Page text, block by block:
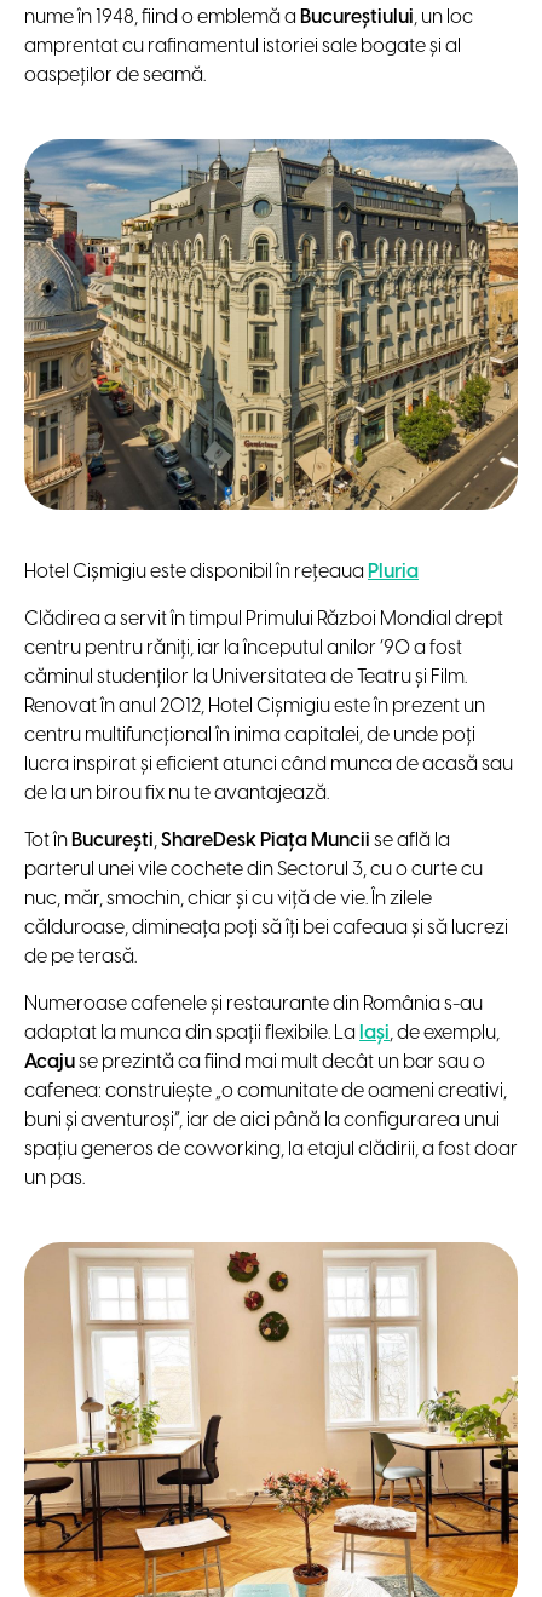
nume în 1948, fiind o emblemă a Bucureștiului, un loc
amprentat cu rafinamentul istoriei sale bogate și al
oaspeților de seamă.
Hotel Cișmigiu este disponibil în rețeaua Pluria
Clădirea a servit în timpul Primului Război Mondial drept
centru pentru răniți, iar la începutul anilor ’90 a fost
căminul studenților la Universitatea de Teatru și Film.
Renovat în anul 2012, Hotel Cișmigiu este în prezent un
centru multifuncțional în inima capitalei, de unde poți
lucra inspirat și eficient atunci când munca de acasă sau
de la un birou fix nu te avantajează.
Tot în București,ShareDesk Piața Muncii se află la
parterul unei vile cochete din Sectorul 3, cu o curte cu
nuc, măr, smochin, chiar și cu viță de vie. În zilele
călduroase, dimineața poți să îți bei cafeaua și să lucrezi
de pe terasă.
Numeroase cafenele și restaurante din România s-au
adaptat la munca din spații flexibile. La Iași, de exemplu,
Acajuse prezintă ca fiind mai mult decât un bar sau o
cafenea: construiește „o comunitate de oameni creativi,
buni și aventuroși”, iar de aici până la configurarea unui
spațiu generos de coworking, la etajul clădirii, a fost doar
un pas.